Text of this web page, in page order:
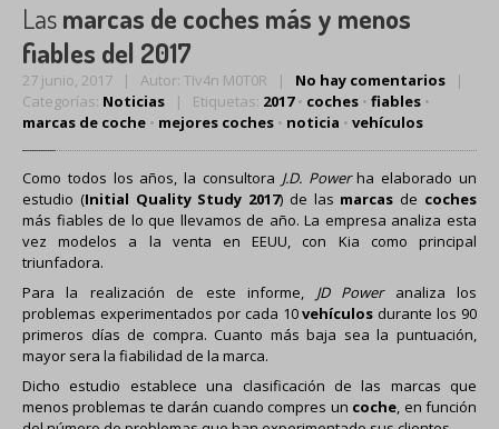
INSTALADOROFICIAL
AUTOGAS (GLP)
OCASION
ACTUALIDAD
Artículos
Noticias
CONTACTO
INICIO
Lasmarcas de coches más y menos
fiables del 2017
27 junio, 2017 | Autor: TIv4n M0T0R | No hay comentarios |
Categorías: Noticias | Etiquetas: 2017• coches • fiables •
marcas de coche • mejores coches • noticia • vehículos
Como todos los años, la consultora J.D. Powerha elaborado un
estudio (Initial Quality Study 2017) de las marcas de coches
más fiables de lo que llevamos de año. La empresa analiza esta
vez modelos a la venta en EEUU, con Kia como principal
triunfadora.
Para la realización de este informe, JD Poweranaliza los
problemas experimentados por cada 10vehículos durante los 90
primeros días de compra. Cuanto más baja sea la puntuación,
mayor sera la fiabilidad de la marca.
Dicho estudio establece una clasificación de las marcas que
menos problemas te darán cuando compres un coche, en función